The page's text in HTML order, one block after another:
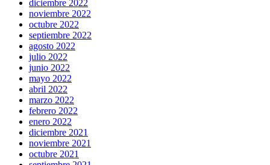
diciembre 2022
noviembre 2022
octubre 2022
septiembre 2022
agosto 2022
julio 2022
junio 2022
mayo 2022
abril 2022
marzo 2022
febrero 2022
enero 2022
diciembre 2021
noviembre 2021
octubre 2021